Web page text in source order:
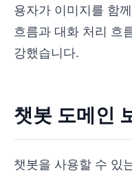
용자가 이미지를 함
흐름과 대화 처리 흐
강했습니다.
챗봇 도메인
챗봇을 사용할 수 있